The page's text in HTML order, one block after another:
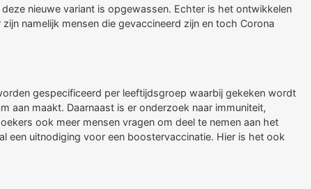
nieuwe variant is opgewassen. Echter is het ontwikkelen
namelijk mensen die gevaccineerd zijn en toch Corona
gespecificeerd per leeftijdsgroep waarbij gekeken wordt
aan maakt. Daarnaast is er onderzoek naar immuniteit,
ook meer mensen vragen om deel te nemen aan het
een uitnodiging voor een boostervaccinatie. Hier is het ook